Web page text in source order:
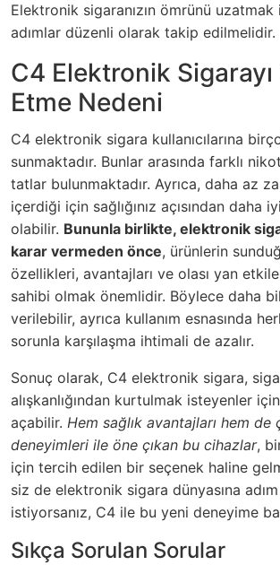
Elektronik sigaranızın ömrünü
adımlar düzenli olarak takip edilmelidir.
C4 Elektronik Sigarayı
Etme Nedeni
C4 elektronik sigara kullanıcılarına
sunmaktadır. Bunlar arasında farklı
tatlar bulunmaktadır. Ayrıca, daha az
içerdiği için sağlığınız açısından daha
olabilir. Bununla birlikte, elektronik
karar vermeden önce, ürünlerin
özellikleri, avantajları ve olası yan
sahibi olmak önemlidir. Böylece daha
verilebilir, ayrıca kullanım esnasında
sorunla karşılaşma ihtimali de azalır.
Sonuç olarak, C4 elektronik sigara,
alışkanlığından kurtulmak isteyenler
açabilir. Hem sağlık avantajları hem
deneyimleri ile öne çıkan bu cihazlar,
için tercih edilen bir seçenek haline
siz de elektronik sigara dünyasına
istiyorsanız, C4 ile bu yeni deneyime
Sıkça Sorulan Sorular